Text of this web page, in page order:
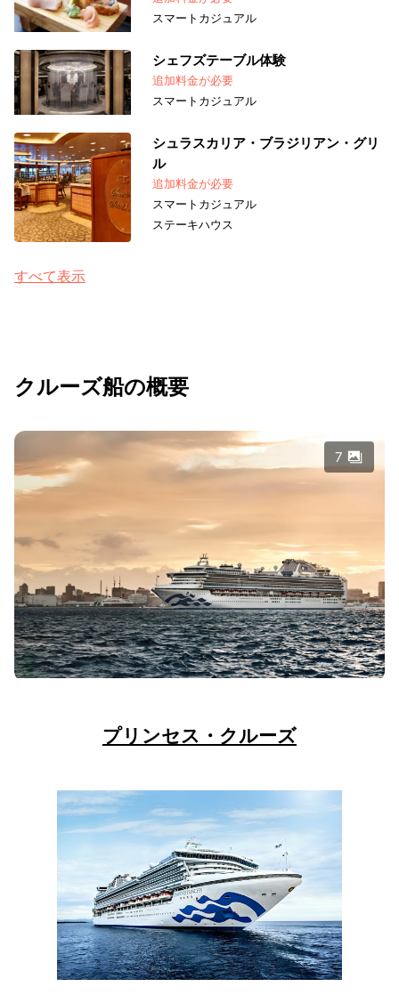
スマートカジュアル
シェフズテーブル体験
追加料金が必要
スマートカジュアル
シュラスカリア・ブラジリアン・グリ
ル
追加料金が必要
スマートカジュアル
ステーキハウス
すべて表示
クルーズ船の概要
7
プリンセス・クルーズ